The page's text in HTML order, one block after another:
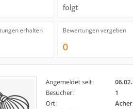
folgt
erhalten Bewertungen vergeben
0
Angemeldet seit:
Besucher:
1
Ort: